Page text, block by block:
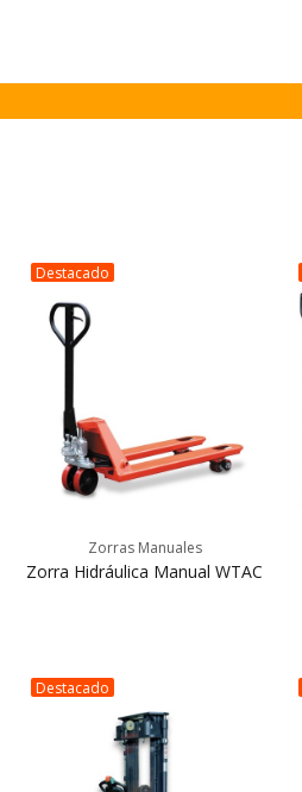
Destacado
Zorras Manuales
Zorra Hidráulica Manual WTAC
Destacado